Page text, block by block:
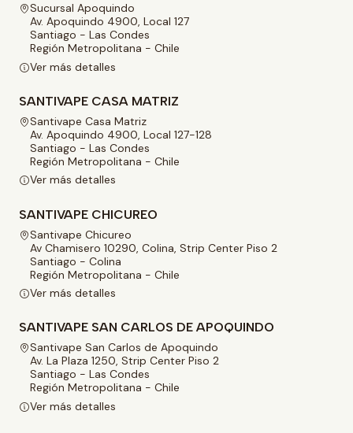
Sucursal Apoquindo
Av. Apoquindo 4900, Local 127
Santiago - Las Condes
Región Metropolitana - Chile
Ver más detalles
SANTIVAPE CASA MATRIZ
Santivape Casa Matriz
Av. Apoquindo 4900, Local 127-128
Santiago - Las Condes
Región Metropolitana - Chile
Ver más detalles
SANTIVAPE CHICUREO
Santivape Chicureo
Av Chamisero 10290, Colina, Strip Center Piso 2
Santiago - Colina
Región Metropolitana - Chile
Ver más detalles
SANTIVAPE SAN CARLOS DE APOQUINDO
Santivape San Carlos de Apoquindo
Av. La Plaza 1250, Strip Center Piso 2
Santiago - Las Condes
Región Metropolitana - Chile
Ver más detalles